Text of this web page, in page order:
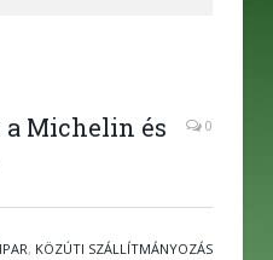
Michelin és
0
, KÖZÚTI SZÁLLÍTMÁNYOZÁS